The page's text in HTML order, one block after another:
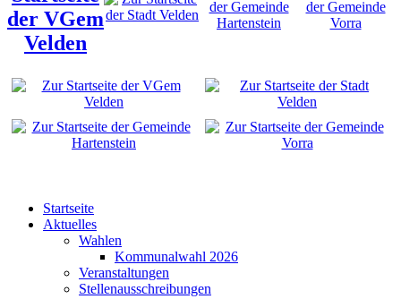
Startseite
Aktuelles
Wahlen
Kommunalwahl 2026
Veranstaltungen
Stellenausschreibungen